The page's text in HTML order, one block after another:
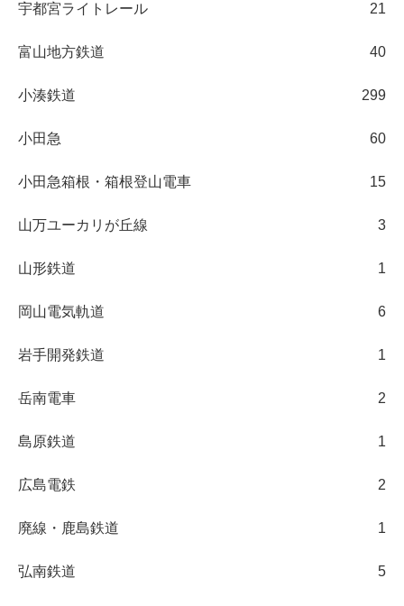
宇都宮ライトレール 21
富山地方鉄道 40
小湊鉄道 299
小田急 60
小田急箱根・箱根登山電車 15
山万ユーカリが丘線 3
山形鉄道 1
岡山電気軌道 6
岩手開発鉄道 1
岳南電車 2
島原鉄道 1
広島電鉄 2
廃線・鹿島鉄道 1
弘南鉄道 5